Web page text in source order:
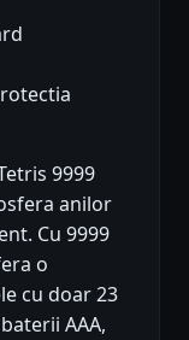
9999
anilor
Cu 9999
o
cu doar 23
AAA,